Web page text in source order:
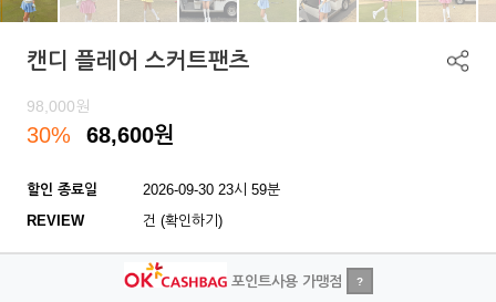
캔디 플레어 스커트팬츠
98,000원
30% 68,600원
할인 종료일
2026-09-30 23시 59분
REVIEW
건 (확인하기)
포인트사용 가맹점 ?